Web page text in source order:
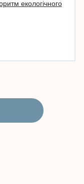
екологічного